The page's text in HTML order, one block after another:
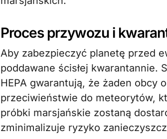
Proces przywozu i
Aby zabezpieczyć planetę przed
poddawane ścisłej
HEPA gwarantują, że żaden obcy
przeciwieństwie do meteorytów,
próbki marsjańskie zostaną
zminimalizuje ryzyko